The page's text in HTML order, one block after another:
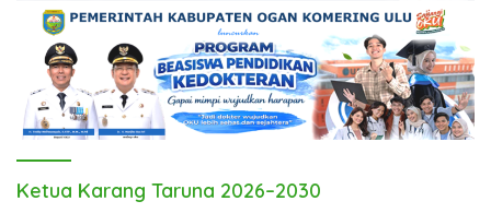
Ketua Karang Taruna 2026–2030